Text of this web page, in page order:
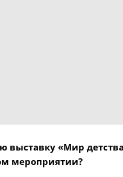
выставку «Мир
мероприятии?